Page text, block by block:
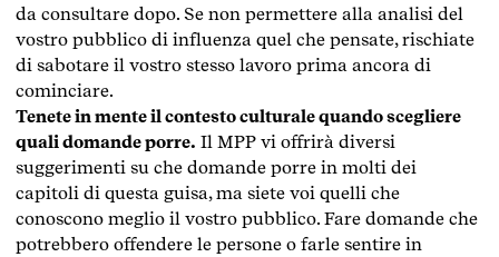
da consultare dopo. Se non permettere alla analisi del
vostro pubblico di influenza quel che pensate, rischiate
di sabotare il vostro stesso lavoro prima ancora di
cominciare.
Tenete in mente il contesto culturale quando scegliere
quali domande porre. Il MPP vi offrirà diversi
suggerimenti su che domande porre in molti dei
capitoli di questa guisa, ma siete voi quelli che
conoscono meglio il vostro pubblico. Fare domande che
potrebbero offendere le persone o farle sentire in